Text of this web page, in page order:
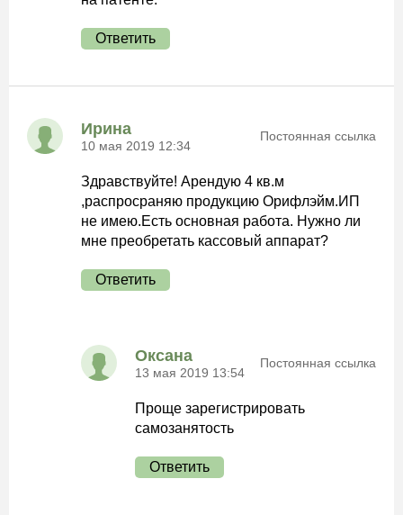
Ответить
Ирина
10 мая 2019 12:34
Постоянная ссылка
Здравствуйте! Арендую 4 кв.м
,распросраняю продукцию Орифлэйм.ИП
не имею.Есть основная работа. Нужно ли
мне преобретать кассовый аппарат?
Ответить
Оксана
13 мая 2019 13:54
Постоянная ссылка
Проще зарегистрировать
самозанятость
Ответить